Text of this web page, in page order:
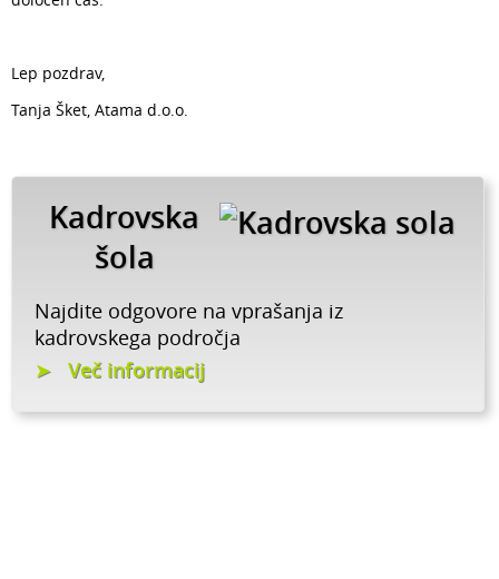
Lep pozdrav,
Tanja Šket, Atama d.o.o.
Kadrovska
šola
Najdite odgovore na vprašanja iz
kadrovskega področja
Več informacij